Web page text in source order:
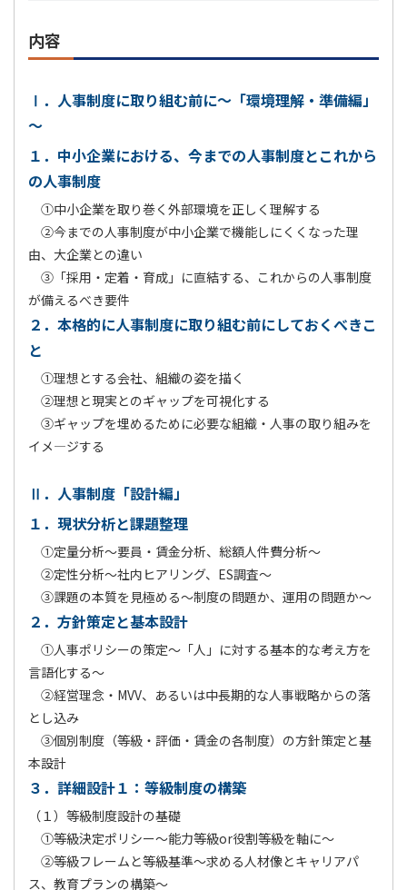
内容
Ⅰ．人事制度に取り組む前に～「環境理解・準備編」
～
１．中小企業における、今までの人事制度とこれから
の人事制度
①中小企業を取り巻く外部環境を正しく理解する
②今までの人事制度が中小企業で機能しにくくなった理
由、大企業との違い
③「採用・定着・育成」に直結する、これからの人事制度
が備えるべき要件
２．本格的に人事制度に取り組む前にしておくべきこ
と
①理想とする会社、組織の姿を描く
②理想と現実とのギャップを可視化する
③ギャップを埋めるために必要な組織・人事の取り組みを
イメ―ジする
Ⅱ．人事制度「設計編」
１．現状分析と課題整理
①定量分析～要員・賃金分析、総額人件費分析～
②定性分析～社内ヒアリング、ES調査～
③課題の本質を見極める～制度の問題か、運用の問題か～
２．方針策定と基本設計
①人事ポリシーの策定～「人」に対する基本的な考え方を
言語化する～
②経営理念・MVV、あるいは中長期的な人事戦略からの落
とし込み
③個別制度（等級・評価・賃金の各制度）の方針策定と基
本設計
３．詳細設計１：等級制度の構築
（１）等級制度設計の基礎
①等級決定ポリシー～能力等級or役割等級を軸に～
②等級フレームと等級基準～求める人材像とキャリアパ
ス、教育プランの構築～